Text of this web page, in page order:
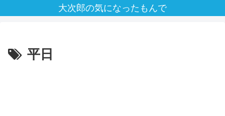
大次郎の気になったもんで
平日